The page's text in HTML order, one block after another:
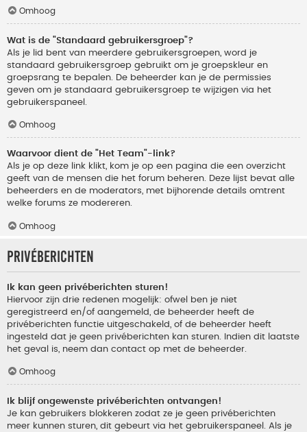
Omhoog
Wat is de "Standaard gebruikersgroep"?
Als je lid bent van meerdere gebruikersgroepen, word je
standaard gebruikersgroep gebruikt om je groepskleur en
groepsrang te bepalen. De beheerder kan je de permissies
geven om je standaard gebruikersgroep te wijzigen via het
gebruikerspaneel.
Omhoog
Waarvoor dient de "Het Team"-link?
Als je op deze link klikt, kom je op een pagina die een overzicht
geeft van de mensen die het forum beheren. Deze lijst bevat alle
beheerders en de moderators, met bijhorende details omtrent
welke forums ze modereren.
Omhoog
Privéberichten
Ik kan geen privéberichten sturen!
Hiervoor zijn drie redenen mogelijk: ofwel ben je niet
geregistreerd en/of aangemeld, de beheerder heeft de
privéberichten functie uitgeschakeld, of de beheerder heeft
ingesteld dat je geen privéberichten kan sturen. Indien dit laatste
het geval is, neem dan contact op met de beheerder.
Omhoog
Ik blijf ongewenste privéberichten ontvangen!
Je kan gebruikers blokkeren zodat ze je geen privéberichten
meer kunnen sturen, dit gebeurt via het gebruikerspaneel. Als je